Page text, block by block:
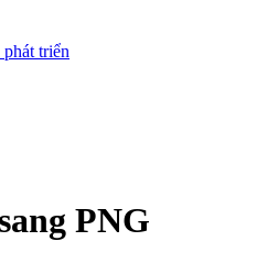
triển
PNG